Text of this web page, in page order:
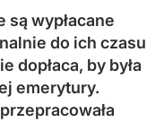
są wypłacane
do ich czasu
dopłaca, by była
emerytury.